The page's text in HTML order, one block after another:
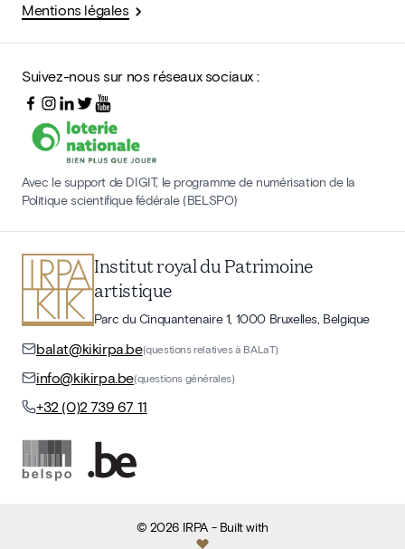
Mentions légales
Suivez-nous sur nos réseaux sociaux :
Avec le support de DIGIT, le programme de numérisation de la
Politique scientifique fédérale (BELSPO)
Institut royal du Patrimoine
artistique
Parc du Cinquantenaire 1, 1000 Bruxelles, Belgique
balat@kikirpa.be(questions relatives à BALaT)
info@kikirpa.be(questions générales)
+32 (0)2 739 67 11
©2026 IRPA- Built with